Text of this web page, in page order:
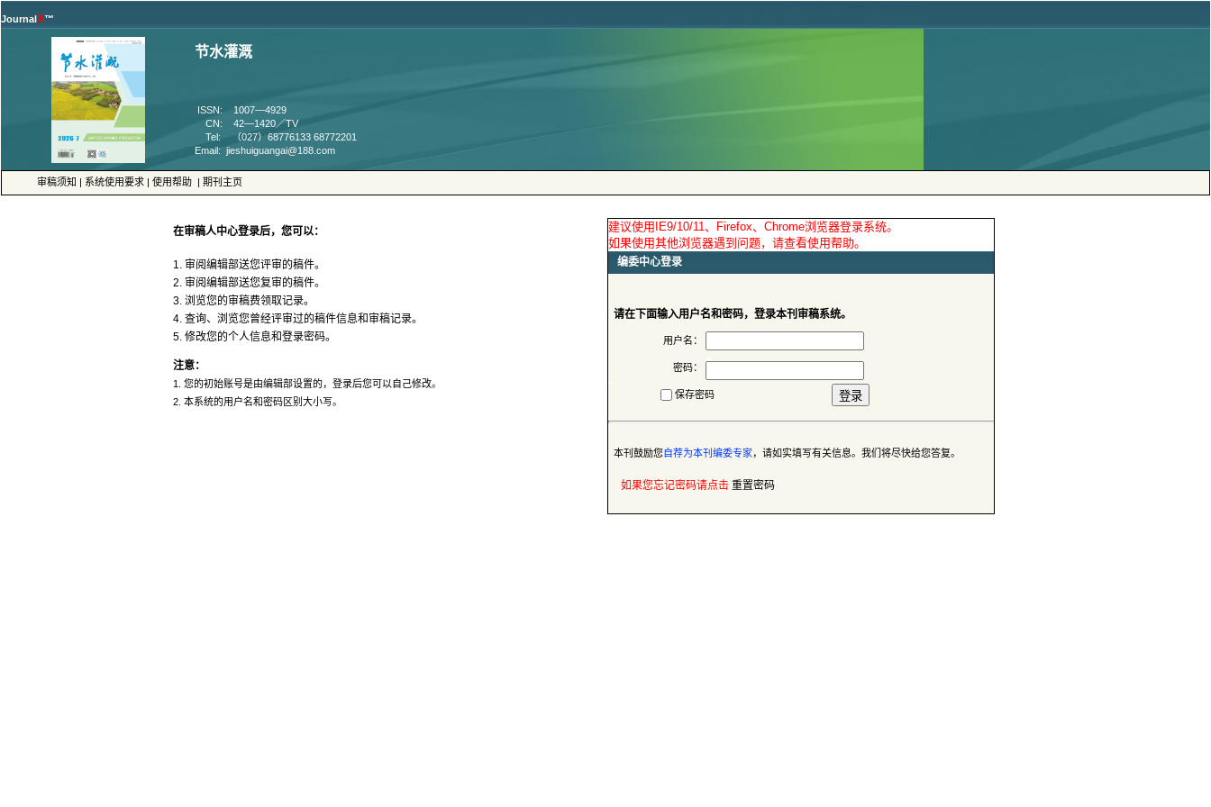
™
ISSN: 1007—4929
CN: 42—1420／TV
Tel: （027）68776133 68772201
| | |
5. 修改您的个人信息和登录密码。
请在下面输入用户名和密码，登录本刊审稿系统。
用户名：
密码：
保存密码